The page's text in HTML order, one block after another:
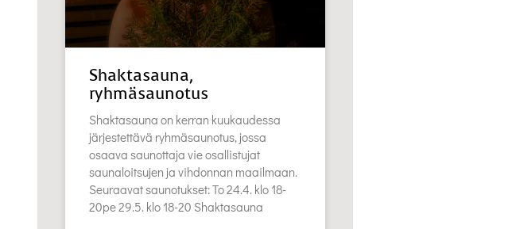
Shaktasauna,
ryhmäsaunotus
Shaktasauna on kerran kuukaudessa
järjestettävä ryhmäsaunotus, jossa
osaava saunottaja vie osallistujat
saunaloitsujen ja vihdonnan maailmaan.
Seuraavat saunotukset: To 24.4. klo 18-
20pe 29.5. klo 18-20 Shaktasauna